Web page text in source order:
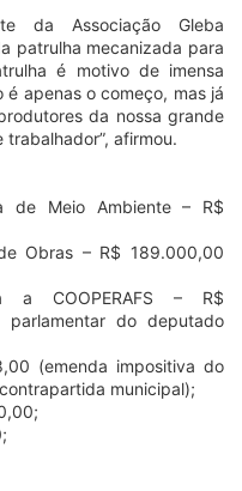
da Associação Gleba
patrulha mecanizada para
é motivo de imensa
apenas o começo, mas já
da nossa grande
afirmou.
de Meio Ambiente – R$
Obras – R$ 189.000,00
a COOPERAFS – R$
do deputado
(emenda impositiva do
municipal);